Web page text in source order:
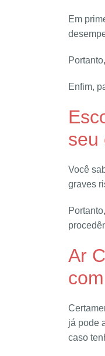
Em
Enfim,
seu
Você
graves
Ar
já pode
caso